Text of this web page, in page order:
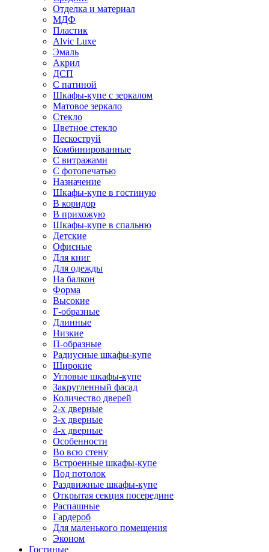
Отделка и материал
МДФ
Пластик
Alvic Luxe
Эмаль
Акрил
ДСП
С патиной
Шкафы-купе с зеркалом
Матовое зеркало
Стекло
Цветное стекло
Пескоструй
Комбинированные
С витражами
С фотопечатью
Назначение
Шкафы-купе в гостиную
В коридор
В прихожую
Шкафы-купе в спальню
Детские
Офисные
Для книг
Для одежды
На балкон
Форма
Высокие
Г-образные
Длинные
Низкие
П-образные
Радиусные шкафы-купе
Широкие
Угловые шкафы-купе
Закругленный фасад
Количество дверей
2-х дверные
3-х дверные
4-х дверные
Особенности
Во всю стену
Встроенные шкафы-купе
Под потолок
Раздвижные шкафы-купе
Открытая секция посередине
Распашные
Гардероб
Для маленького помещения
Эконом
Гостиные